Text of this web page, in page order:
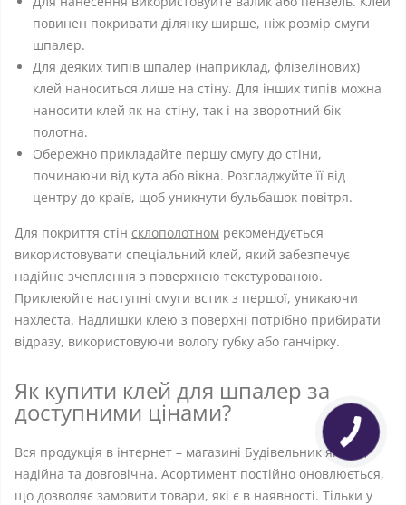
повинен покривати ділянку ширше, ніж розмір смуги
шпалер.
Для деяких типів шпалер (наприклад, флізелінових)
клей наноситься лише на стіну. Для інших типів можна
наносити клей як на стіну, так і на зворотний бік
полотна.
Обережно прикладайте першу смугу до стіни,
починаючи від кута або вікна. Розгладжуйте її від
центру до країв, щоб уникнути бульбашок повітря.
Для покриття стін склополотном рекомендується
використовувати спеціальний клей, який забезпечує
надійне зчеплення з поверхнею текстурованою.
Приклеюйте наступні смуги встик з першої, уникаючи
нахлеста. Надлишки клею з поверхні потрібно прибирати
відразу, використовуючи вологу губку або ганчірку.
Як купити клей для шпалер за
доступними цінами?
Вся продукція в інтернет – магазині Будівельник якісна,
надійна та довговічна. Асортимент постійно оновлюється,
що дозволяє замовити товари, які є в наявності. Тільки у